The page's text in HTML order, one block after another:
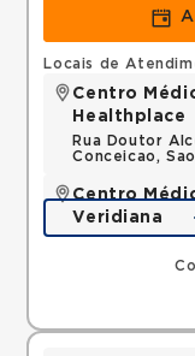
Locais de
Centro
Healthplace
Rua Doutor
Conceicao,
Centro
Veridiana
Rua Dona